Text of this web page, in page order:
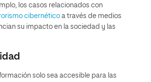
los casos relacionados con
cibernético a través de medios
su impacto en la sociedad y las
solo sea accesible para las